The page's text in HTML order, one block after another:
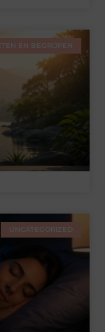
EN BEGRIJPEN
UNCATEGORIZED